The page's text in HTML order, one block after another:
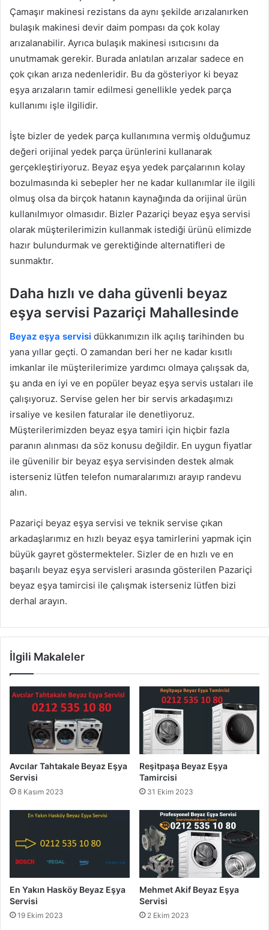
Çamaşır makinesi rezistans da aynı şekilde arızalanırken
bulaşık makinesi devir daim pompası da çok kolay
arızalanabilir. Ayrıca bulaşık makinesi ısıtıcısını da
unutmamak gerekir. Burada anlatılan arızalar sadece en
çok çıkan arıza nedenleridir. Bu da gösteriyor ki beyaz
eşya arızaların tamir edilmesi genellikle yedek parça
kullanımı işle ilgilidir.
İşte bizler de yedek parça kullanımına vermiş olduğumuz
değeri orijinal yedek parça ürünlerini kullanarak
gerçekleştiriyoruz. Beyaz eşya yedek parçalarının kolay
bozulmasında ki sebepler her ne kadar kullanımlar ile ilgili
olmuş olsa da birçok hatanın kaynağında da orijinal ürün
kullanılmıyor olmasıdır. Bizler Pazariçi beyaz eşya servisi
olarak müşterilerimizin kullanmak istediği ürünü elimizde
hazır bulundurmak ve gerektiğinde alternatifleri de
sunmaktır.
Daha hızlı ve daha güvenli beyaz
eşya servisi Pazariçi Mahallesinde
Beyaz eşya servisi dükkanımızın ilk açılış tarihinden bu
yana yıllar geçti. O zamandan beri her ne kadar kısıtlı
imkanlar ile müşterilerimize yardımcı olmaya çalışsak da,
şu anda en iyi ve en popüler beyaz eşya servis ustaları ile
çalışıyoruz. Servise gelen her bir servis arkadaşımızı
irsaliye ve kesilen faturalar ile denetliyoruz.
Müşterilerimizden beyaz eşya tamiri için hiçbir fazla
paranın alınması da söz konusu değildir. En uygun fiyatlar
ile güvenilir bir beyaz eşya servisinden destek almak
isterseniz lütfen telefon numaralarımızı arayıp randevu
alın.
Pazariçi beyaz eşya servisi ve teknik servise çıkan
arkadaşlarımız en hızlı beyaz eşya tamirlerini yapmak için
büyük gayret göstermekteler. Sizler de en hızlı ve en
başarılı beyaz eşya servisleri arasında gösterilen Pazariçi
beyaz eşya tamircisi ile çalışmak isterseniz lütfen bizi
derhal arayın.
İlgili Makaleler
Avcılar Tahtakale Beyaz Eşya
Servisi
8 Kasım 2023
Reşitpaşa Beyaz Eşya
Tamircisi
31 Ekim 2023
En Yakın Hasköy Beyaz Eşya
Servisi
19 Ekim 2023
Mehmet Akif Beyaz Eşya
Servisi
2 Ekim 2023